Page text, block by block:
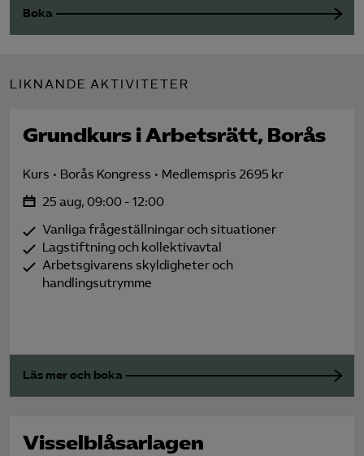
Boka
LIKNANDE AKTIVITETER
Grundkurs i Arbetsrätt, Borås
Kurs Borås Kongress
Medlemspris 2695 kr
25 aug, 09:00 - 12:00
Vanliga frågeställningar och situationer
Lagstiftning och kollektivavtal
Arbetsgivarens skyldigheter och
handlingsutrymme
Läs mer och boka
Visselblåsarlagen